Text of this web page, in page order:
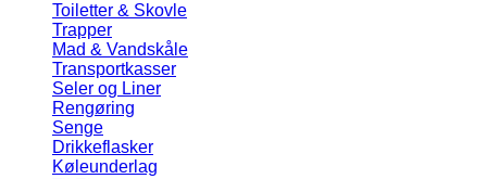
Toiletter & Skovle
Trapper
Mad & Vandskåle
Transportkasser
Seler og Liner
Rengøring
Senge
Drikkeflasker
Køleunderlag